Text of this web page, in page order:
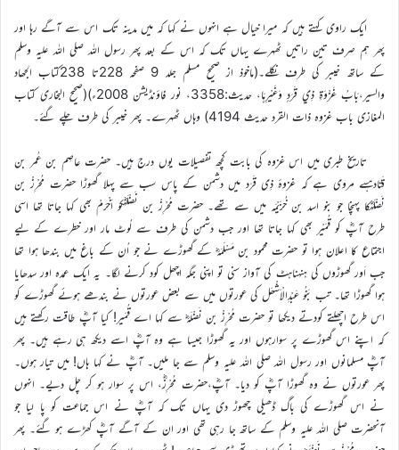
ایک راوی کہتے ہیں کہ میرا خیال ہے انہوں نے کہا کہ میں مدینہ تک اس سے آگے رہا اور
پھر ہم صرف تین راتیں ٹھہرے یہاں تک کہ اس کے بعد پھر رسول اللہ صلی اللہ علیہ وسلم
کے ساتھ خیبر کی طرف نکلے۔(ماخوذ از صحیح مسلم جلد 9 صفحہ 228تا 238کتاب الجھاد
والسیر،بَابُ غَزْوَةِ ذِي قَرَدٍ وَغَيْرِهَا، حدیث:3358، نور فاؤنڈیشن 2008ء)(صحیح البخاری کتاب
المغازی باب غزوہ ذات القرد حدیث 4194) وہاں ٹھہرے۔ پھر خیبر کی طرف چلے گئے۔
تاریخ طبری میں اس غزوہ کی بابت کچھ تفصیلات یوں درج ہیں۔ حضرت عاصِم بن عُمر بن
قَتادہسے مروی ہے کہ غزوۂ ذِی قَرَد میں دشمن کے پاس سب سے پہلا گھوڑا حضرت مُحْرِزْ بن
نَضْلَہؓکا پہنچا جو بنو اسد بن خُزَیْمَہ میں سے تھے۔ حضرت مُحْرِزْ بن نَضْلَہؓکو اَخْرَمْ بھی کہا جاتا تھا اسی
طرح آپؓ کو قُمَیْر بھی کہا جاتا تھا اور جب دشمن کی طرف سے لُوٹ مار اور خطرے کے لیے
اجتماع کا اعلان ہوا تو حضرت محمود بن مَسْلَمَہؓ کے گھوڑے نے جو اُن کے باغ میں بندھا ہوا تھا
جب اَور گھوڑوں کی ہنہناہٹ کی آواز سنی تو اپنی جگہ اچھل کود کرنے لگا۔ یہ ایک عمدہ اور سدھایا
ہوا گھوڑا تھا۔ تب بَنُو عَبْدِالْاَشْھَل کی عورتوں میں سے بعض عورتوں نے بندھے ہوئے گھوڑے کو
اس طرح اچھلتے کودتے دیکھا تو حضرت مُحْرِزْ بن نَضْلَہؓ سے کہا اے قُمَیر! کیا آپؓ طاقت رکھتے ہیں
کہ اپنے اس گھوڑے پر سوارہوں اور یہ گھوڑا جیسا ہے وہ آپؓ اسے دیکھ ہی رہے ہیں۔ پھر
آپؓ مسلمانوں اور رسول اللہ صلی اللہ علیہ وسلم سے جا ملیں۔ آپؓ نے کہا ہاں! میں تیار ہوں۔
پھر عورتوں نے وہ گھوڑا آپؓ کو دیا۔ آپؓ،حضرت مُحْرِزؓ، اس پر سوار ہو کر چل دیے۔ انہوں
نے اس گھوڑے کی باگ ڈھیلی چھوڑ دی یہاں تک کہ آپؓ نے اس جماعت کو پا لیا جو
آنحضرت صلی اللہ علیہ وسلم کے ساتھ جا رہی تھی اور ان کے آگے آپؓ کھڑے ہو گئے۔ پھر